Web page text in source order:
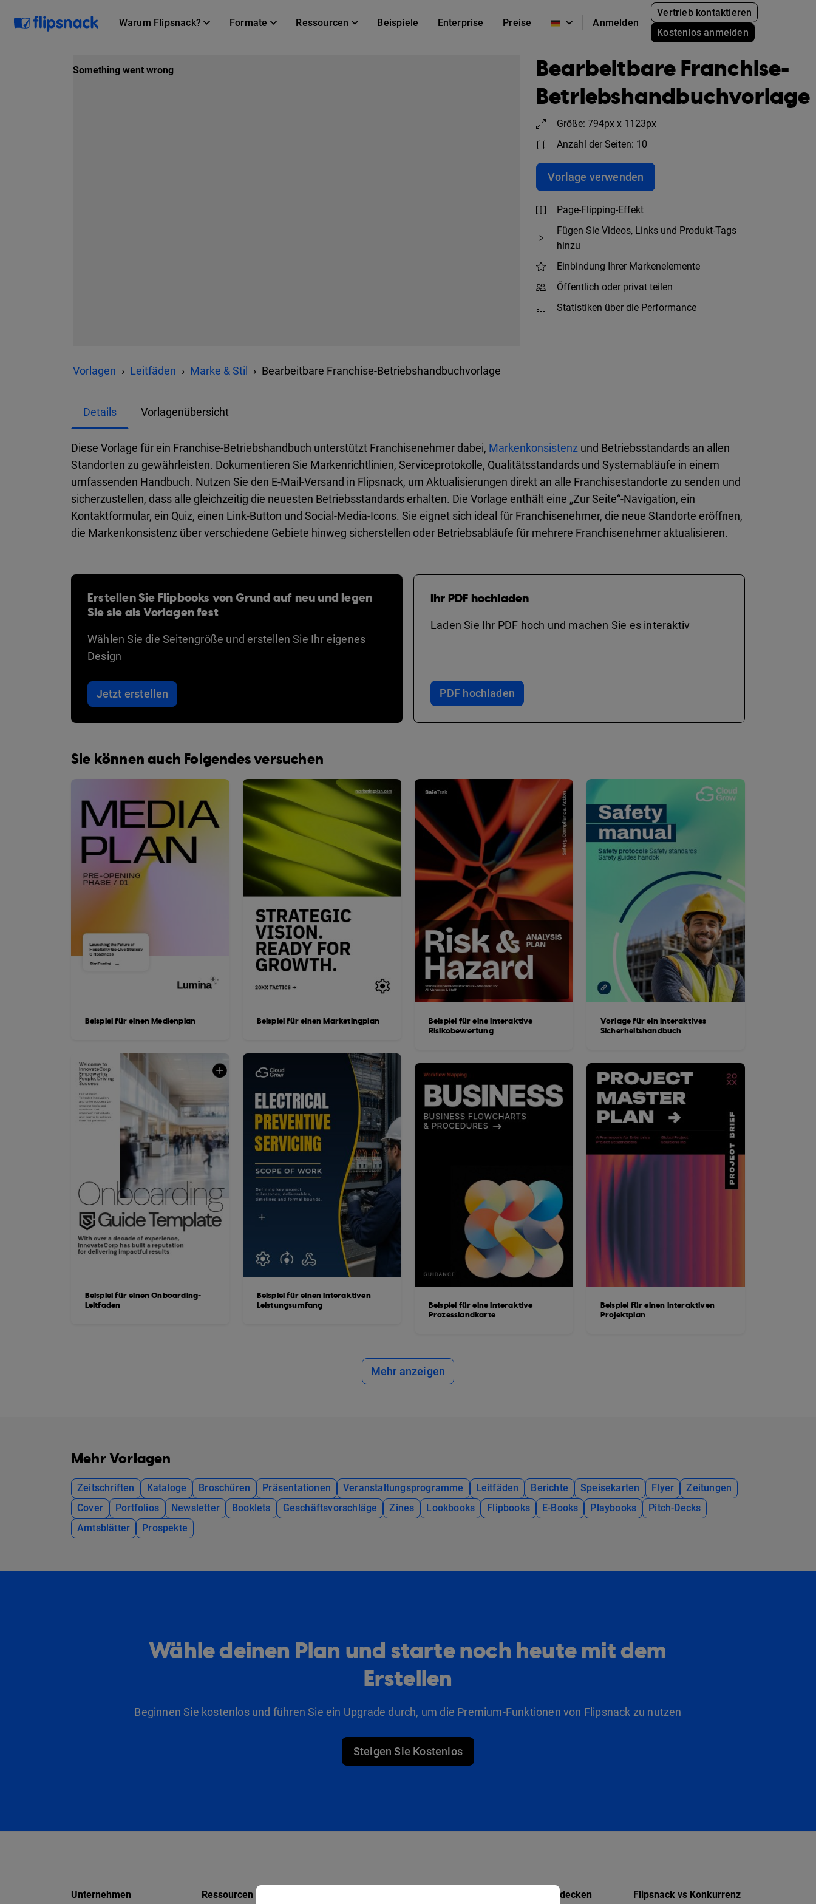
Warum Flipsnack? Formate Ressourcen Beispiele Enterprise Preise Anmelden
Vertrieb kontaktieren
Kostenlos anmelden
Bearbeitbare Franchise-
Betriebshandbuchvorlage
Größe: 794px x 1123px
Anzahl der Seiten: 10
Vorlage verwenden
Page-Flipping-Effekt
Fügen Sie Videos, Links und Produkt-Tags
hinzu
Einbindung Ihrer Markenelemente
Öffentlich oder privat teilen
Statistiken über die Performance
Vorlagen Leitfäden Marke & Stil Bearbeitbare Franchise-Betriebshandbuchvorlage
Details Vorlagenübersicht
Diese Vorlage für ein Franchise-Betriebshandbuch unterstützt Franchisenehmer dabei, Markenkonsistenz und Betriebsstandards an allen
Standorten zu gewährleisten. Dokumentieren Sie Markenrichtlinien, Serviceprotokolle, Qualitätsstandards und Systemabläufe in einem
umfassenden Handbuch. Nutzen Sie den E-Mail-Versand in Flipsnack, um Aktualisierungen direkt an alle Franchisestandorte zu senden und
sicherzustellen, dass alle gleichzeitig die neuesten Betriebsstandards erhalten. Die Vorlage enthält eine „Zur Seite“-Navigation, ein
Kontaktformular, ein Quiz, einen Link-Button und Social-Media-Icons. Sie eignet sich ideal für Franchisenehmer, die neue Standorte eröffnen,
die Markenkonsistenz über verschiedene Gebiete hinweg sicherstellen oder Betriebsabläufe für mehrere Franchisenehmer aktualisieren.
Erstellen Sie Flipbooks von Grund auf neu und legen
Sie sie als Vorlagen fest
Wählen Sie die Seitengröße und erstellen Sie Ihr eigenes
Design
Jetzt erstellen
Ihr PDF hochladen
Laden Sie Ihr PDF hoch und machen Sie es interaktiv
PDF hochladen
Sie können auch Folgendes versuchen
Beispiel für einen Medienplan
Beispiel für einen Onboarding-
Leitfaden
Beispiel für einen Marketingplan
Beispiel für einen interaktiven
Leistungsumfang
Beispiel für eine interaktive
Risikobewertung
Beispiel für eine interaktive
Prozesslandkarte
Vorlage für ein interaktives
Sicherheitshandbuch
Beispiel für einen interaktiven
Projektplan
Mehr anzeigen
Mehr Vorlagen
Zeitschriften Kataloge Broschüren Präsentationen Veranstaltungsprogramme Leitfäden Berichte Speisekarten Flyer
Zeitungen
Cover
Portfolios Newsletter Booklets Geschäftsvorschläge Zines Lookbooks Flipbooks E-Books Playbooks
Pitch-Decks
Amtsblätter
Prospekte
Wähle deinen Plan und starte noch heute mit dem
Erstellen
Beginnen Sie kostenlos und führen Sie ein Upgrade durch, um die Premium-Funktionen von Flipsnack zu nutzen
Steigen Sie Kostenlos
Unternehmen Ressourcen Entdecken Flipsnack vs Konkurrenz